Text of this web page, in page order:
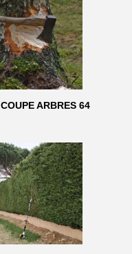
COUPE ARBRES 64